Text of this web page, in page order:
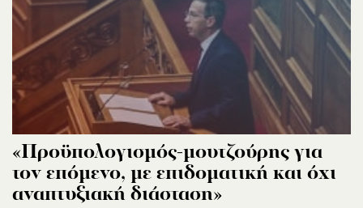
«Προϋπολογισμός-μουτζούρης για
τον επόμενο, με επιδοματική και όχι
αναπτυξιακή διάσταση»